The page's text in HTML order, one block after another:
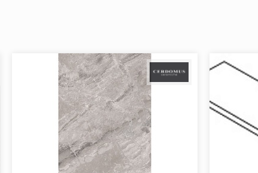
месяцев Срок предоставления рассрочки от 3 до